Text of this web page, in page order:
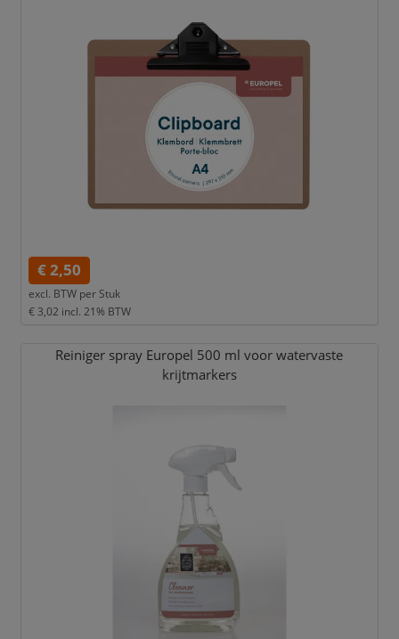
€ 2,50
excl. BTW per Stuk
€ 3,02 incl. 21% BTW
Reiniger spray Europel 500 ml voor watervaste
krijtmarkers